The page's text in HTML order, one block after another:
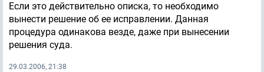
Если это действительно описка, то необходимо
вынести решение об ее исправлении. Данная
процедура одинакова везде, даже при вынесении
решения суда.
29.03.2006, 21:38